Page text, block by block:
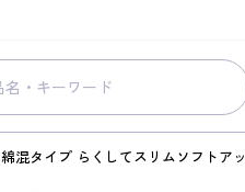
綿混タイプ らくしてスリムソフトア